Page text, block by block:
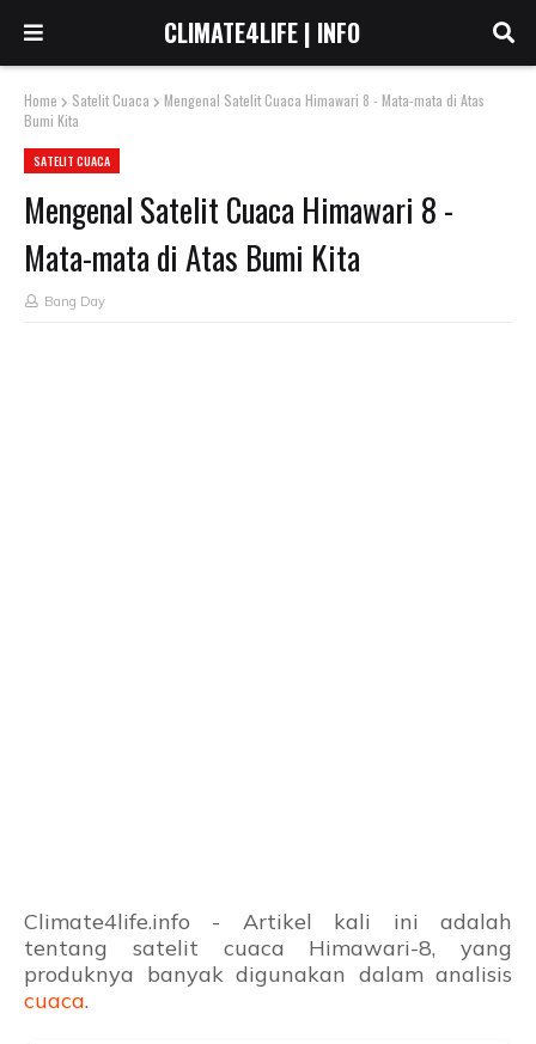
CLIMATE4LIFE | INFO
Home Satelit Cuaca
Mengenal Satelit Cuaca Himawari 8 - Mata-mata di Atas
Bumi Kita
SATELIT CUACA
Mengenal Satelit Cuaca Himawari 8 -
Mata-mata di Atas Bumi Kita
Bang Day
Climate4life.info - Artikel kali ini adalah
tentang satelit cuaca Himawari-8, yang
produknya banyak digunakan dalam analisis
cuaca.